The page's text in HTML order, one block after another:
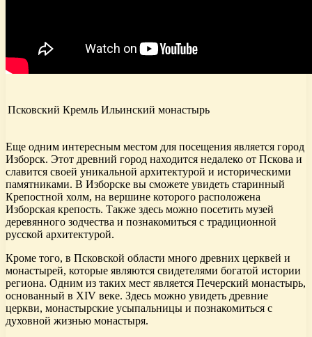
Псковский Кремль Ильинский монастырь
Еще одним интересным местом для посещения является город
Изборск. Этот древний город находится недалеко от Пскова и
славится своей уникальной архитектурой и историческими
памятниками. В Изборске вы сможете увидеть старинный
Крепостной холм, на вершине которого расположена
Изборская крепость. Также здесь можно посетить музей
деревянного зодчества и познакомиться с традиционной
русской архитектурой.
Кроме того, в Псковской области много древних церквей и
монастырей, которые являются свидетелями богатой истории
региона. Одним из таких мест является Печерский монастырь,
основанный в XIV веке. Здесь можно увидеть древние
церкви, монастырские усыпальницы и познакомиться с
духовной жизнью монастыря.